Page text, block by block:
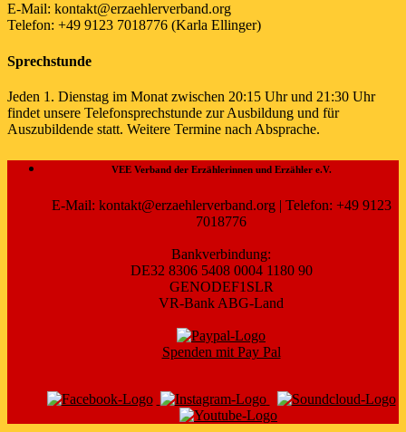
E-Mail: kontakt@erzaehlerverband.org
Telefon: +49 9123 7018776 (Karla Ellinger)
Sprechstunde
Jeden 1. Dienstag im Monat zwischen 20:15 Uhr und 21:30 Uhr
findet unsere Telefonsprechstunde zur Ausbildung und für
Auszubildende statt. Weitere Termine nach Absprache.
VEE Verband der Erzählerinnen und Erzähler e.V.
E-Mail: kontakt@erzaehlerverband.org | Telefon: +49 9123
7018776
Bankverbindung:
DE32 8306 5408 0004 1180 90
GENODEF1SLR
VR-Bank ABG-Land
Spenden mit Pay Pal